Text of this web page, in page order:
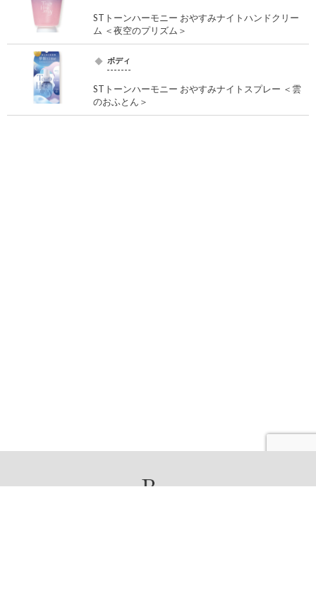
STトーンハーモニー おやすみナイトハンドクリー
ム ＜夜空のプリズム＞
ボディ
STトーンハーモニー おやすみナイトスプレー ＜雲
のおふとん＞